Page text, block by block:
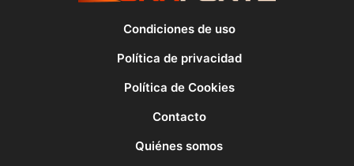
Condiciones de uso
Política de privacidad
Política de Cookies
Contacto
Quiénes somos